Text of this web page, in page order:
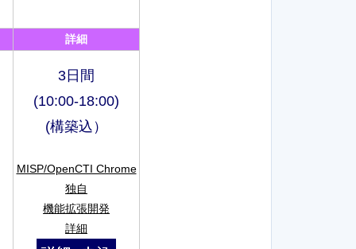
詳細
3日間
(10:00-18:00)
(構築込）
MISP/OpenCTI Chrome
独自
機能拡張開発
詳細